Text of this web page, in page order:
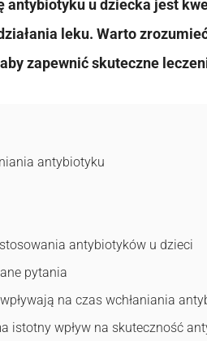
antybiotyku u dziecka jest
leku. Warto
zapewnić skuteczne
antybiotyku
antybiotyków u dzieci
pytania
na czas wchłaniania
istotny wpływ na skuteczność